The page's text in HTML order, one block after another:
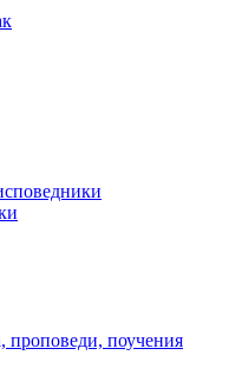
проповеди, поучения